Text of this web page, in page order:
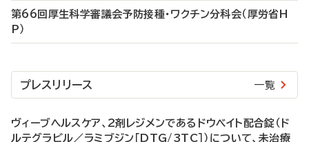
第66回厚生科学審議会予防接種・ワクチン分科会（厚労省H
P）
プレスリリース 一覧
ヴィーブヘルスケア、2剤レジメンであるドウベイト配合錠（ド
ルテグラビル／ラミブジン［DTG/3TC］）について、未治療